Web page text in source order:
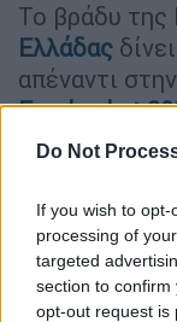
Do Not
If you wish to
processing of
targeted
section to
opt-out request is
Το βράδυ της
Ελλάδας
απέναντι στην
Eurobasket
Γεωργίας
ομίλου, ενώ
τους την